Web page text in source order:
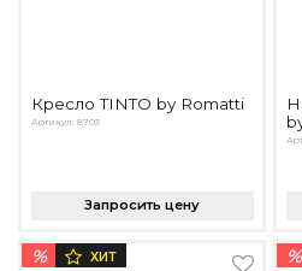
Кресло TINTO by Romatti
Артикул: 8703
Запросить цену
% ХИТ %